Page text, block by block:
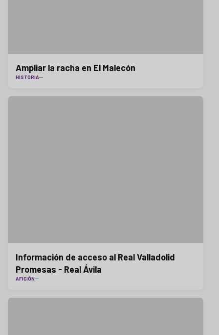
Ampliar la racha en El Malecón
HISTORIA
Información de acceso al Real Valladolid
Promesas - Real Ávila
AFICIÓN